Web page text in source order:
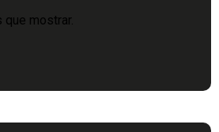
que mostrar.